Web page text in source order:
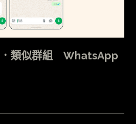
．類似群組 WhatsApp